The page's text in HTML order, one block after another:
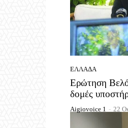
ΕΛΛΆΔΑ
Ερώτηση
δομές
Aigiovoice 1 - 22